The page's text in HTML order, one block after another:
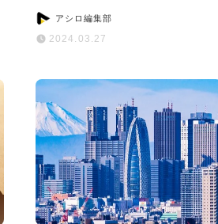
おすすめのサービス5選
アシロ編集部
2024.03.27